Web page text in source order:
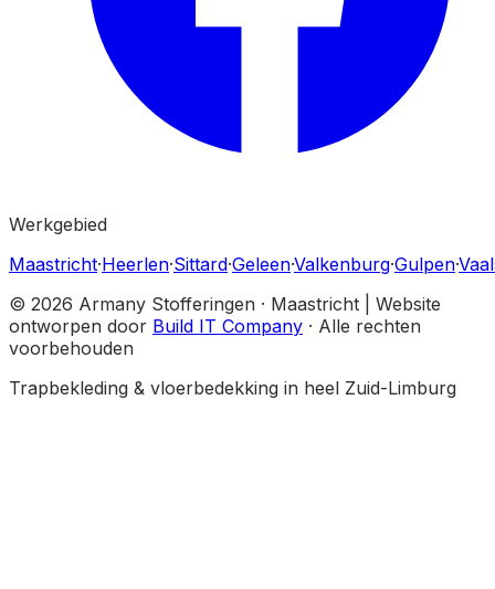
Werkgebied
Maastricht·Heerlen·Sittard·Geleen·Valkenburg·Gulpen·
© 2026 Armany Stofferingen · Maastricht | Website
ontworpen door Build IT Company · Alle rechten
voorbehouden
Trapbekleding & vloerbedekking in heel Zuid-Limburg